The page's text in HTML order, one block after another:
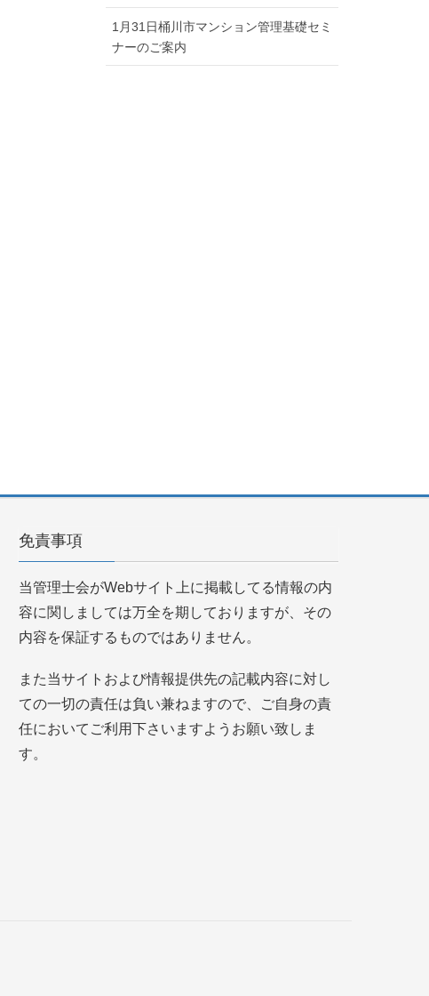
1月31日桶川市マンション管理基礎セミ
ナーのご案内
免責事項
当管理士会がWebサイト上に掲載してる情報の内
容に関しましては万全を期しておりますが、その
内容を保証するものではありません。
また当サイトおよび情報提供先の記載内容に対し
ての一切の責任は負い兼ねますので、ご自身の責
任においてご利用下さいますようお願い致しま
す。